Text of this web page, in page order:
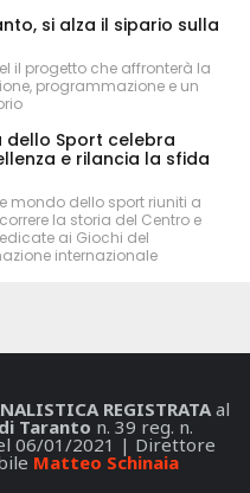
si alza il sipario sulla
il progetto che affronterà la
programmazione e un
dello Sport celebra
e rilancia la sfida
mondo dello sport riuniti a
la storia del Centro e
ai Giochi del
internazionale
REGISTRATAal
Taranto n. 39 reg. n.
06/01/2021 | Direttore
Matteo Schinaia